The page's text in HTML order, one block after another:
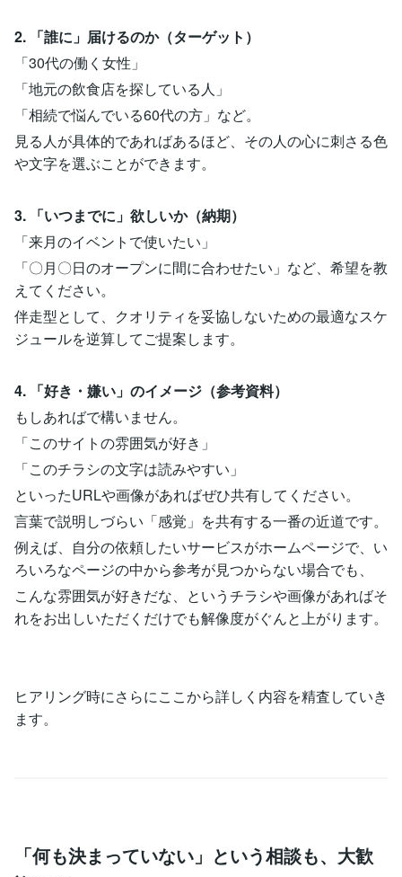
2. 「誰に」届けるのか（ターゲット）
「30代の働く女性」
「地元の飲食店を探している人」
「相続で悩んでいる60代の方」など。
見る人が具体的であればあるほど、その人の心に刺さる色
や文字を選ぶことができます。
3. 「いつまでに」欲しいか（納期）
「来月のイベントで使いたい」
「〇月〇日のオープンに間に合わせたい」など、希望を教
えてください。
伴走型として、クオリティを妥協しないための最適なスケ
ジュールを逆算してご提案します。
4. 「好き・嫌い」のイメージ（参考資料）
もしあればで構いません。
「このサイトの雰囲気が好き」
「このチラシの文字は読みやすい」
といったURLや画像があればぜひ共有してください。
言葉で説明しづらい「感覚」を共有する一番の近道です。
例えば、自分の依頼したいサービスがホームページで、い
ろいろなページの中から参考が見つからない場合でも、
こんな雰囲気が好きだな、というチラシや画像があればそ
れをお出しいただくだけでも解像度がぐんと上がります。
ヒアリング時にさらにここから詳しく内容を精査していき
ます。
「何も決まっていない」という相談も、大歓